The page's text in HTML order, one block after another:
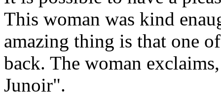
This woman was kind
amazing thing is that one
back. The woman
Junoir".